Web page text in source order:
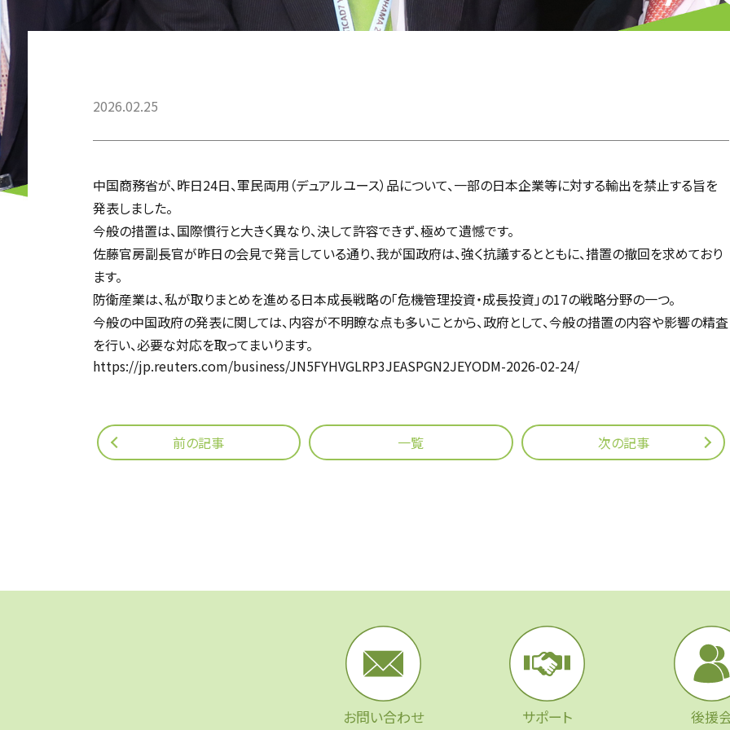
2026.02.25
中国商務省が、昨日24日、軍民両用（デュアルユース）品について、一部の日本企業等に対する輸出を禁止する旨を
発表しました。
今般の措置は、国際慣行と大きく異なり、決して許容できず、極めて遺憾です。
佐藤官房副長官が昨日の会見で発言している通り、我が国政府は、強く抗議するとともに、措置の撤回を求めており
ます。
防衛産業は、私が取りまとめを進める日本成長戦略の「危機管理投資・成長投資」の17の戦略分野の一つ。
今般の中国政府の発表に関しては、内容が不明瞭な点も多いことから、政府として、今般の措置の内容や影響の精査
を行い、必要な対応を取ってまいります。
https://jp.reuters.com/business/JN5FYHVGLRP3JEASPGN2JEYODM-2026-02-24/
前の記事 一覧 次の記事
お問い合わせ サポート 後援